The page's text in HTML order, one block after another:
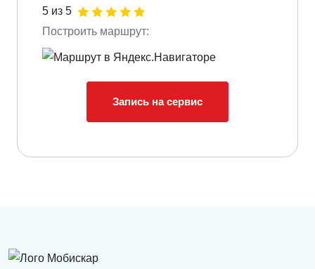
5 из 5
Построить маршрут:
Запись на сервис